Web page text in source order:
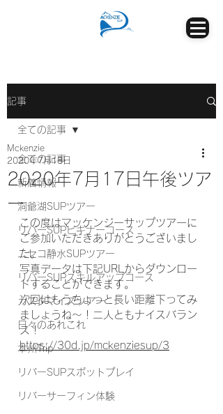
記事
全ての記事
新着情報
洞爺湖SUPツアー
リバーSUPビギナーコース
ニセコ静水SUPツアー
リバーSUPスキルアップコース
カスタマイズツアー
日々のあれこれ
本州Trip
リバーSUPスポットプレイ
リバーサーフィン体験
全ての記事
2020年7月17日午後ツア
ー
Mckenzie
2020年7月18日
この度はマッケンジーサップツアーに
ご参加いただきありがとうございまし
た。
写真データは下記URLからダウンロー
ドすることができます。
次回はもうちょっと長い距離下ってみ
ましょうね〜！二人ともナイスバラン
ス！
https://30d.jp/mckenziesup/3